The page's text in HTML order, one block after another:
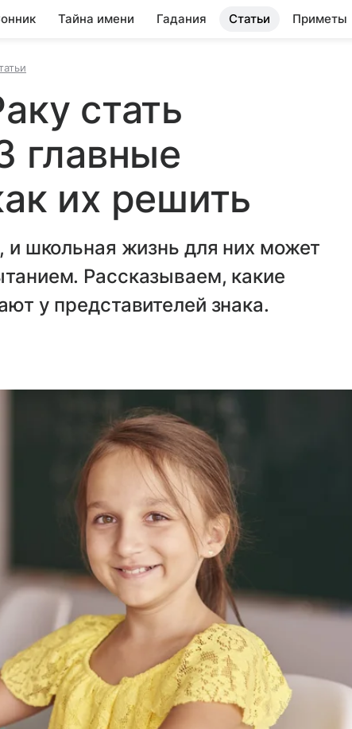
Тайна имени Гадания Статьи Приметы
стать
главные
их решить
и школьная жизнь для них может
Рассказываем, какие
у представителей знака.